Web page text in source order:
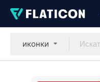
иконки